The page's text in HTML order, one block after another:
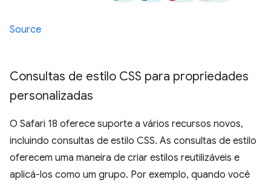
Source
Consultas de estilo CSS para propriedades
personalizadas
O Safari 18 oferece suporte a vários recursos novos,
incluindo consultas de estilo CSS. As consultas de estilo
oferecem uma maneira de criar estilos reutilizáveis e
aplicá-los como um grupo. Por exemplo, quando você